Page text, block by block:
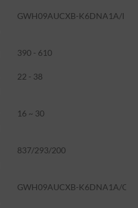
GWH09AUCXB-K6DNA1A/I
390 - 610
22 - 38
16 ~ 30
837/293/200
GWH09AUCXB-K6DNA1A/O